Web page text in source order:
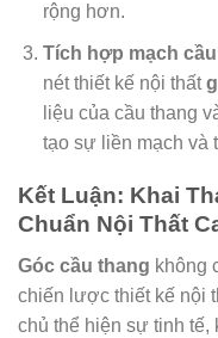
rộng hơn.
Tích hợp mạch
nét thiết kế nội thất
liệu của cầu thang
tạo sự liền mạch và
Kết Luận: Khai
Chuẩn Nội Thất
Góc cầu thang không
chiến lược thiết kế nội
chủ thể hiện sự tinh tế,